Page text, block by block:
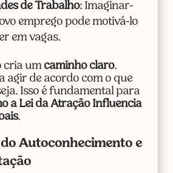
de Trabalho: Imaginar-
emprego pode motivá-lo
em vagas.
cria um caminho claro.
agir de acordo com o que
Isso é fundamental para
a Lei da Atração Influencia
.
Autoconhecimento e